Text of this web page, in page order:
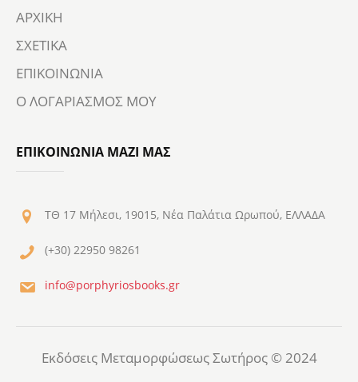
ΑΡΧΙΚΗ
ΣΧΕΤΙΚΑ
ΕΠΙΚΟΙΝΩΝΙΑ
Ο ΛΟΓΑΡΙΑΣΜΟΣ ΜΟΥ
ΕΠΙΚΟΙΝΩΝΙΑ ΜΑΖΙ ΜΑΣ
ΤΘ 17 Μήλεσι, 19015, Νέα Παλάτια Ωρωπού, ΕΛΛΑΔΑ
(+30) 22950 98261
info@porphyriosbooks.gr
Εκδόσεις Μεταμορφώσεως Σωτήρος © 2024